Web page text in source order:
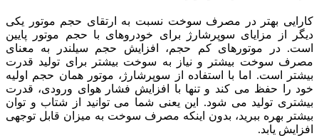
کارایی بهتر در مصرف سوخت نسبت به ارتقای حجم موتور یکی
دیگر از مزایای سوپرشارژ برای خودروهای با حجم موتور پایین
است. در موتورهای کم حجم، افزایش حجم سیلندر به معنای
مصرف سوخت بیشتر و نیاز به سوخت بیشتر برای تولید قدرت
بیشتر است. اما با استفاده از سوپرشارژ، موتور همان حجم اولیه
خود را حفظ می کند و تنها با افزایش فشار هوای ورودی، قدرت
بیشتری تولید می شود. این یعنی شما می توانید از شتاب و توان
بیشتر بهره ببرید، بدون اینکه مصرف سوخت به میزان قابل توجهی
افزایش یابد.